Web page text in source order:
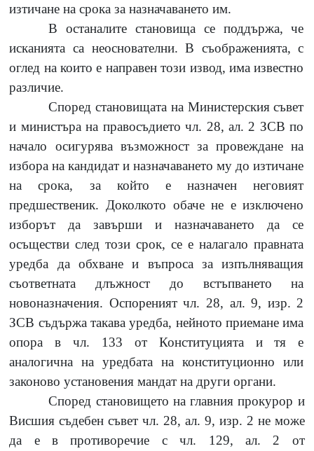
изтичане на срока за назначаването им.
В останалите становища се поддържа, че
исканията са неоснователни. В съображенията, с
оглед на които е направен този извод, има известно
различие.
Според становищата на Министерския съвет
и министъра на правосъдието чл. 28,ал. 2 ЗСВ по
начало осигурява възможност за провеждане на
избора на кандидат и назначаването му до изтичане
на срока, за който е назначен неговият
предшественик. Доколкото обаче не е изключено
изборът да завърши и назначаването да се
осъществи след този срок, се е налагало правната
уредба да обхване и въпроса за изпълняващия
съответната длъжност до встъпването на
новоназначения. Оспореният чл. 28, ал.9, изр. 2
ЗСВ съдържа такава уредба, нейното приемане има
опора в чл. 133 от Конституцията и тя е
аналогична на уредбата на конституционно или
законово установения мандат на други органи.
Според становището на главния прокурор и
Висшия съдебен съвет чл. 28,ал. 9, изр. 2 не може
да е в противоречие с чл. 129, ал. 2 от